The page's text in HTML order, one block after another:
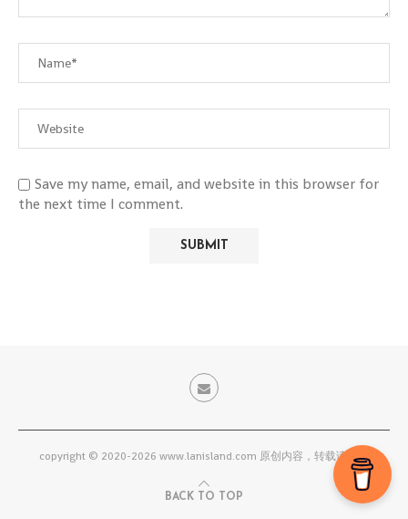
Save my name, email, and website in this browser for
the next time I comment.
copyright © 2020-2026 www.lanisland.com 原创内容，转载请联系
BACK TO TOP